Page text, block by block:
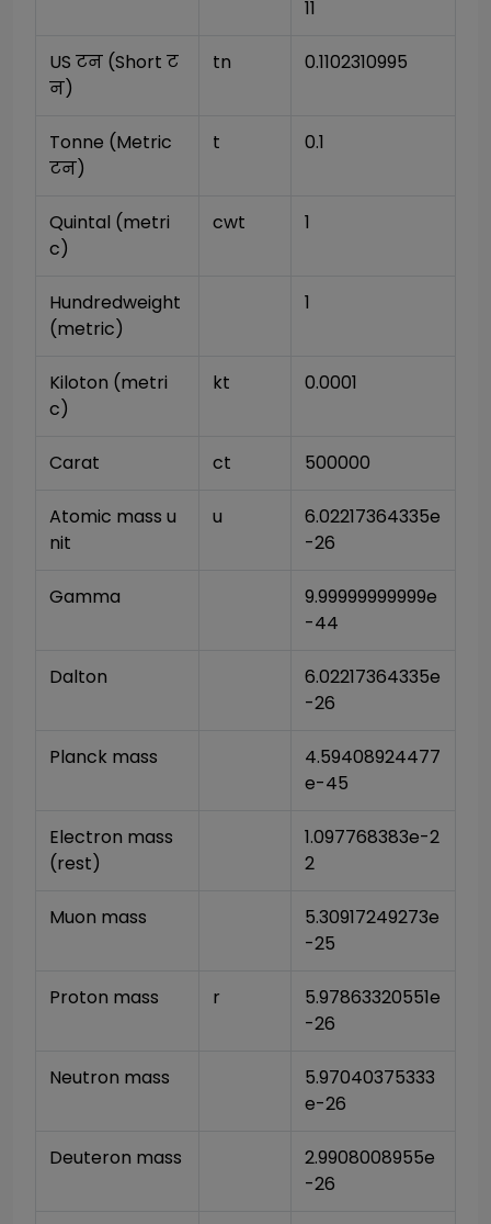
11
US टन (Short ट
न)
tn 0.1102310995
Tonne (Metric
टन)
t 0.1
Quintal (metri
c)
cwt 1
Hundredweight
(metric)
1
Kiloton (metri
c)
kt 0.0001
Carat ct 500000
Atomic mass u
nit
u
6.02217364335e
-26
Gamma
9.99999999999e
-44
Dalton
6.02217364335e
-26
Planck mass
4.59408924477
e-45
Electron mass
(rest)
1.097768383e-2
2
Muon mass
5.30917249273e
-25
Proton mass r
5.97863320551e
-26
Neutron mass
5.97040375333
e-26
Deuteron mass
2.9908008955e
-26